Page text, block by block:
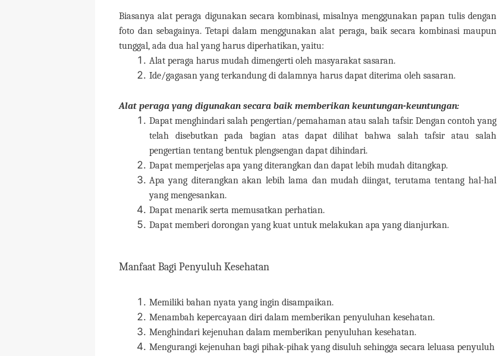
Biasanya alat peraga digunakan secara kombinasi, misalnya menggunakan papan tulis dengan
foto dan sebagainya. Tetapi dalam menggunakan alat peraga, baik secara kombinasi maupun
tunggal, ada dua hal yang harus diperhatikan, yaitu:
Alat peraga harus mudah dimengerti oleh masyarakat sasaran.
Ide/gagasan yang terkandung di dalamnya harus dapat diterima oleh sasaran.
Alat peraga yang digunakan secara baik memberikan keuntungan-keuntungan:
Dapat menghindari salah pengertian/pemahaman atau salah tafsir. Dengan contoh yang
telah disebutkan pada bagian atas dapat dilihat bahwa salah tafsir atau salah
pengertian tentang bentuk plengsengan dapat dihindari.
Dapat memperjelas apa yang diterangkan dan dapat lebih mudah ditangkap.
Apa yang diterangkan akan lebih lama dan mudah diingat, terutama tentang hal-hal
yang mengesankan.
Dapat menarik serta memusatkan perhatian.
Dapat memberi dorongan yang kuat untuk melakukan apa yang dianjurkan.
Manfaat Bagi Penyuluh Kesehatan
Memiliki bahan nyata yang ingin disampaikan.
Menambah kepercayaan diri dalam memberikan penyuluhan kesehatan.
Menghindari kejenuhan dalam memberikan penyuluhan kesehatan.
Mengurangi kejenuhan bagi pihak-pihak yang disuluh sehingga secara leluasa penyuluh